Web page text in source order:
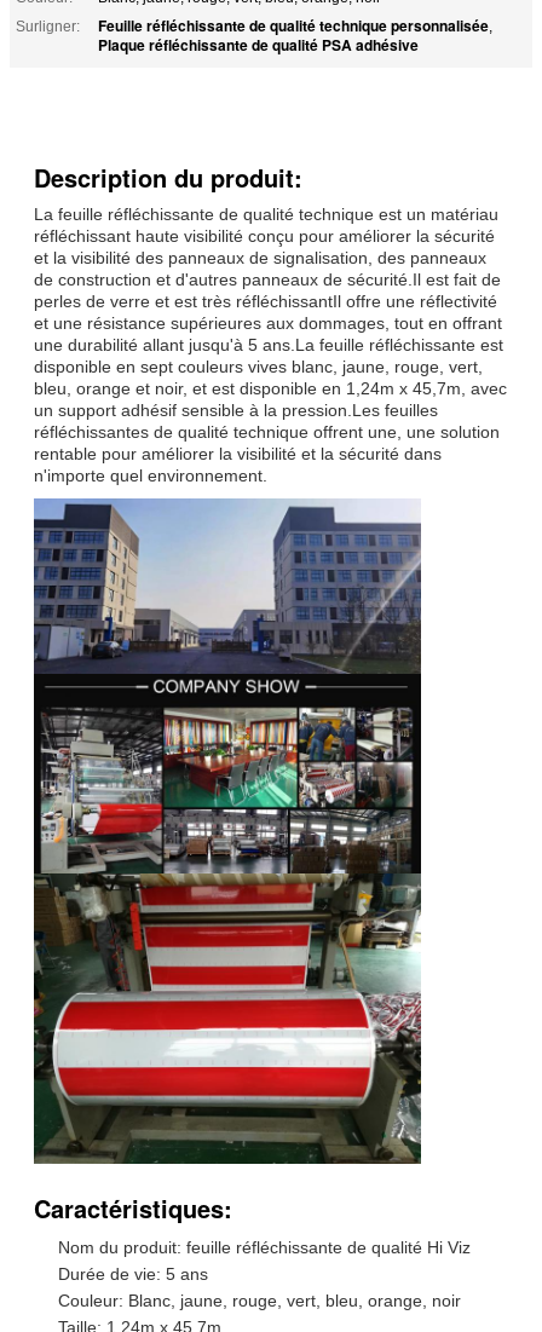
Surligner:
Feuille réfléchissante de qualité technique personnalisée,
Plaque réfléchissante de qualité PSA adhésive
Description du produit:
La feuille réfléchissante de qualité technique est un matériau
réfléchissant haute visibilité conçu pour améliorer la sécurité
et la visibilité des panneaux de signalisation, des panneaux
de construction et d'autres panneaux de sécurité.Il est fait de
perles de verre et est très réfléchissantIl offre une réflectivité
et une résistance supérieures aux dommages, tout en offrant
une durabilité allant jusqu'à 5 ans.La feuille réfléchissante est
disponible en sept couleurs vives blanc, jaune, rouge, vert,
bleu, orange et noir, et est disponible en 1,24m x 45,7m, avec
un support adhésif sensible à la pression.Les feuilles
réfléchissantes de qualité technique offrent une, une solution
rentable pour améliorer la visibilité et la sécurité dans
n'importe quel environnement.
Caractéristiques:
Nom du produit: feuille réfléchissante de qualité Hi Viz
Durée de vie: 5 ans
Couleur: Blanc, jaune, rouge, vert, bleu, orange, noir
Taille: 1,24m x 45,7m